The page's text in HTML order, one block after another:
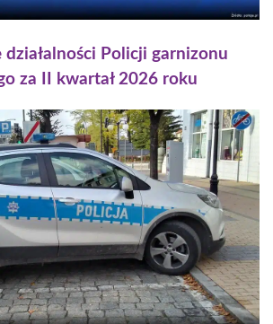
działalności Policji garnizonu
za II kwartał 2026 roku